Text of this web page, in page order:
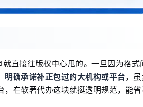
直接往版权中心甩的。一旦因为格式
确承诺补正包过的大机构或平台 ，
，在软著代办这块就挺透明规范，能